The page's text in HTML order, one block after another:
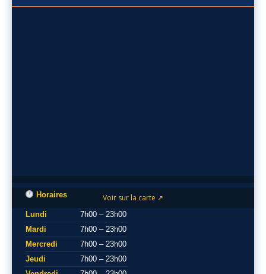
Voir sur la carte ↗
Horaires
Lundi
7h00 – 23h00
Mardi
7h00 – 23h00
Mercredi
7h00 – 23h00
Jeudi
7h00 – 23h00